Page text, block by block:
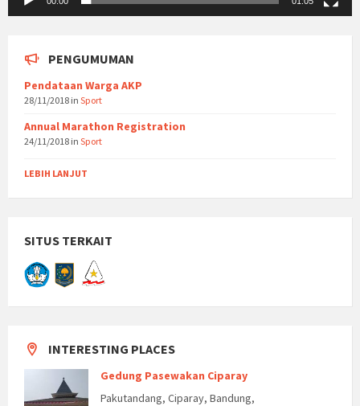
PENGUMUMAN
Pendataan Warga AKP
28/11/2018 in Sport
Annual Marathon Registration
24/11/2018 in Sport
LEBIH LANJUT
SITUS TERKAIT
INTERESTING PLACES
Gedung Pasewakan Ciparay
Pakutandang, Ciparay, Bandung,